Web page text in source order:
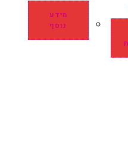
מידע
נוסף